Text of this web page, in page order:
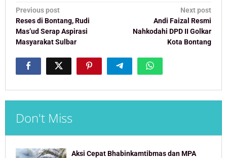
Post
navigation
Previous post
Reses di Bontang, Rudi
Mas’ud Serap Aspirasi
Masyarakat Sulbar
Next post
Andi Faizal Resmi
Nahkodahi DPD II Golkar
Kota Bontang
Don't Miss
Aksi Cepat Bhabinkamtibmas dan MPA